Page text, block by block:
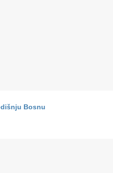
Bosnu